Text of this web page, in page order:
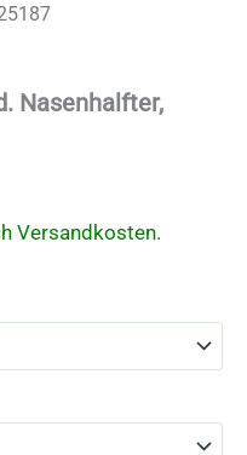
Nasenhalfter,
Versandkosten.